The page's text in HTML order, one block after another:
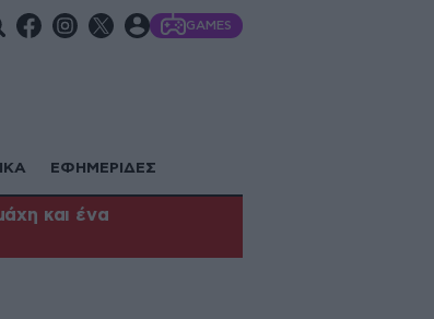
GAMES
ΕΦΗΜΕΡΙΔΕΣ
και ένα